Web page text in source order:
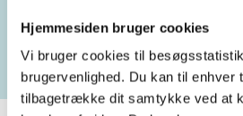
Hjemmesiden bruger cookies
Vi bruger cookies til
brugervenlighed. Du kan til enhver
tilbagetrække dit samtykke ved at
heste børnebøger ridning